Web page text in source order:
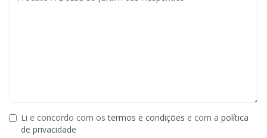
Li e concordo com ostermos e condições e com a política
de privacidade